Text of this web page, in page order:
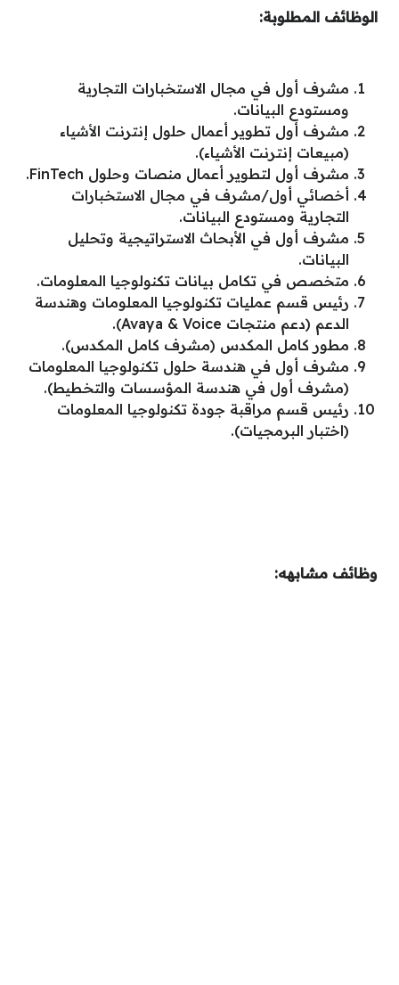
الوظائف المطلوبة:
مشرف أول في مجال الاستخبارات التجارية
ومستودع البيانات.
مشرف أول تطوير أعمال حلول إنترنت الأشياء
(مبيعات إنترنت الأشياء).
مشرف أول لتطوير أعمال منصات وحلول FinTech.
أخصائي أول/مشرف في مجال الاستخبارات
التجارية ومستودع البيانات.
مشرف أول في الأبحاث الاستراتيجية وتحليل
البيانات.
متخصص في تكامل بيانات تكنولوجيا المعلومات.
رئيس قسم عمليات تكنولوجيا المعلومات وهندسة
الدعم (دعم منتجات Avaya & Voice).
مطور كامل المكدس (مشرف كامل المكدس).
مشرف أول في هندسة حلول تكنولوجيا المعلومات
(مشرف أول في هندسة المؤسسات والتخطيط).
رئيس قسم مراقبة جودة تكنولوجيا المعلومات
(اختبار البرمجيات).
وظائف مشابهه: